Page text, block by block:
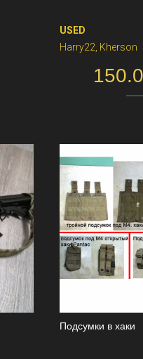
USED
Harry22, Kherson
Подсумки в хаки